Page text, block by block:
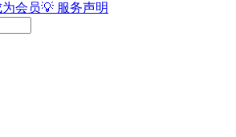
为会员💡 服务声明